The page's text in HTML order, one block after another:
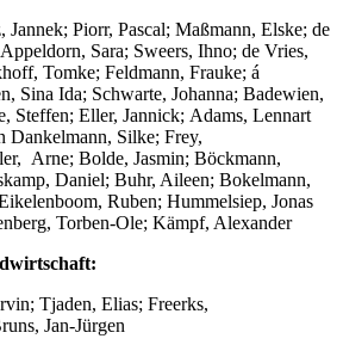
Jannek; Piorr, Pascal; Maßmann, Elske; de
Sara; Sweers, Ihno; de Vries,
Tomke; Feldmann, Frauke; á
Sina Ida; Schwarte, Johanna; Badewien,
Steffen; Eller, Jannick; Adams, Lennart
Dankelmann, Silke; Frey,
Arne; Bolde, Jasmin; Böckmann,
Daniel; Buhr, Aileen; Bokelmann,
Ruben; Hummelsiep, Jonas
Torben-Ole; Kämpf, Alexander
Tjaden, Elias; Freerks,
Jan-Jürgen